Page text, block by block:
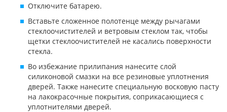
Отключите батарею.
Вставьте сложенное полотенце между рычагами
стеклоочистителей и ветровым стеклом так, чтобы
щетки стеклоочистителей не касались поверхности
стекла.
Во избежание прилипания нанесите слой
силиконовой смазки на все резиновые уплотнения
дверей. Также нанесите специальную восковую пасту
на лакокрасочные покрытия, соприкасающиеся с
уплотнителями дверей.